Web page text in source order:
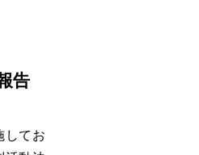
告
してお